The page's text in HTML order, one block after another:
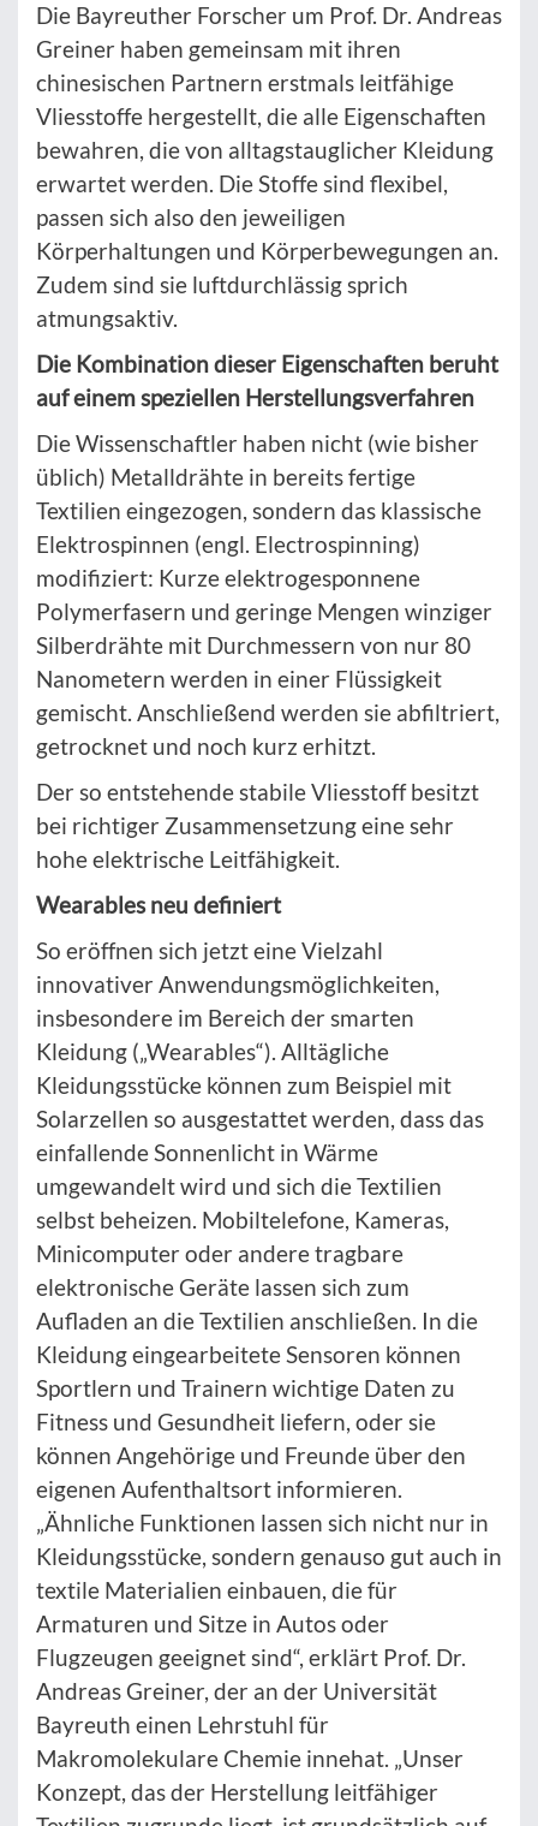
Die Bayreuther Forscher um Prof. Dr. Andreas
Greiner haben gemeinsam mit ihren
chinesischen Partnern erstmals leitfähige
Vliesstoffe hergestellt, die alle Eigenschaften
bewahren, die von alltagstauglicher Kleidung
erwartet werden. Die Stoffe sind flexibel,
passen sich also den jeweiligen
Körperhaltungen und Körperbewegungen an.
Zudem sind sie luftdurchlässig sprich
atmungsaktiv.
Die Kombination dieser Eigenschaften beruht
auf einem speziellen Herstellungsverfahren
Die Wissenschaftler haben nicht (wie bisher
üblich) Metalldrähte in bereits fertige
Textilien eingezogen, sondern das klassische
Elektrospinnen (engl. Electrospinning)
modifiziert: Kurze elektrogesponnene
Polymerfasern und geringe Mengen winziger
Silberdrähte mit Durchmessern von nur 80
Nanometern werden in einer Flüssigkeit
gemischt. Anschließend werden sie abfiltriert,
getrocknet und noch kurz erhitzt.
Der so entstehende stabile Vliesstoff besitzt
bei richtiger Zusammensetzung eine sehr
hohe elektrische Leitfähigkeit.
Wearables neu definiert
So eröffnen sich jetzt eine Vielzahl
innovativer Anwendungsmöglichkeiten,
insbesondere im Bereich der smarten
Kleidung („Wearables“). Alltägliche
Kleidungsstücke können zum Beispiel mit
Solarzellen so ausgestattet werden, dass das
einfallende Sonnenlicht in Wärme
umgewandelt wird und sich die Textilien
selbst beheizen. Mobiltelefone, Kameras,
Minicomputer oder andere tragbare
elektronische Geräte lassen sich zum
Aufladen an die Textilien anschließen. In die
Kleidung eingearbeitete Sensoren können
Sportlern und Trainern wichtige Daten zu
Fitness und Gesundheit liefern, oder sie
können Angehörige und Freunde über den
eigenen Aufenthaltsort informieren.
„Ähnliche Funktionen lassen sich nicht nur in
Kleidungsstücke, sondern genauso gut auch in
textile Materialien einbauen, die für
Armaturen und Sitze in Autos oder
Flugzeugen geeignet sind“, erklärt Prof. Dr.
Andreas Greiner, der an der Universität
Bayreuth einen Lehrstuhl für
Makromolekulare Chemie innehat. „Unser
Konzept, das der Herstellung leitfähiger